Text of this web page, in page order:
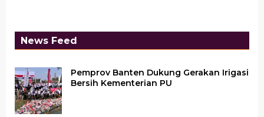
News Feed
Pemprov Banten Dukung Gerakan Irigasi
Bersih Kementerian PU